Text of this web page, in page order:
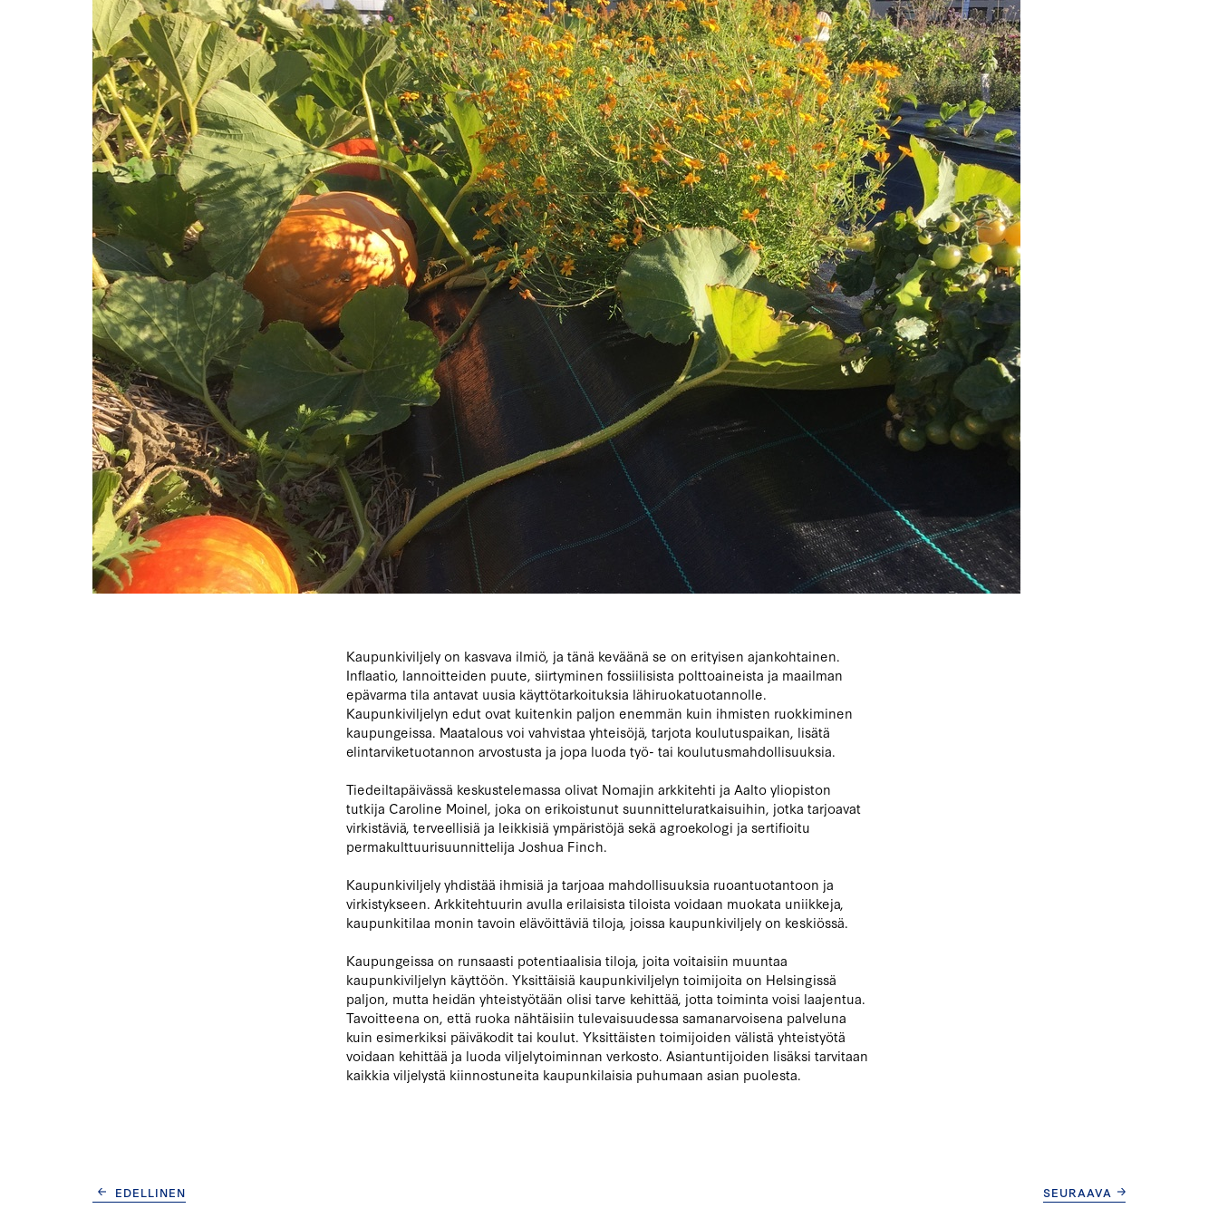
Kaupunkiviljely on kasvava ilmiö, ja tänä keväänä se on erityisen ajankohtainen.
Inflaatio, lannoitteiden puute, siirtyminen fossiilisista polttoaineista ja maailman
epävarma tila antavat uusia käyttötarkoituksia lähiruokatuotannolle.
Kaupunkiviljelyn edut ovat kuitenkin paljon enemmän kuin ihmisten ruokkiminen
kaupungeissa. Maatalous voi vahvistaa yhteisöjä, tarjota koulutuspaikan, lisätä
elintarviketuotannon arvostusta ja jopa luoda työ- tai koulutusmahdollisuuksia.
Tiedeiltapäivässä keskustelemassa olivat Nomajin arkkitehti ja Aalto yliopiston
tutkija Caroline Moinel, joka on erikoistunut suunnitteluratkaisuihin, jotka tarjoavat
virkistäviä, terveellisiä ja leikkisiä ympäristöjä sekä agroekologi ja sertifioitu
permakulttuurisuunnittelija Joshua Finch.
Kaupunkiviljely yhdistää ihmisiä ja tarjoaa mahdollisuuksia ruoantuotantoon ja
virkistykseen. Arkkitehtuurin avulla erilaisista tiloista voidaan muokata uniikkeja,
kaupunkitilaa monin tavoin elävöittäviä tiloja, joissa kaupunkiviljely on keskiössä.
Kaupungeissa on runsaasti potentiaalisia tiloja, joita voitaisiin muuntaa
kaupunkiviljelyn käyttöön. Yksittäisiä kaupunkiviljelyn toimijoita on Helsingissä
paljon, mutta heidän yhteistyötään olisi tarve kehittää, jotta toiminta voisi laajentua.
Tavoitteena on, että ruoka nähtäisiin tulevaisuudessa samanarvoisena palveluna
kuin esimerkiksi päiväkodit tai koulut. Yksittäisten toimijoiden välistä yhteistyötä
voidaan kehittää ja luoda viljelytoiminnan verkosto. Asiantuntijoiden lisäksi tarvitaan
kaikkia viljelystä kiinnostuneita kaupunkilaisia puhumaan asian puolesta.
ARTIKKELIEN
EDELLINEN SEURAAVA